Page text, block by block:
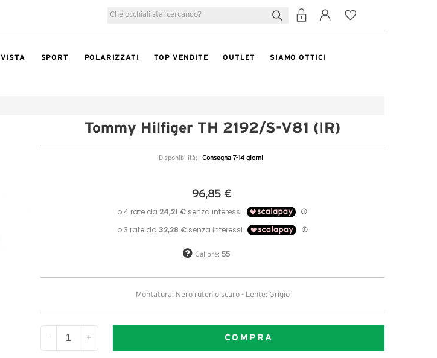
SPORT POLARIZZATI TOP VENDITE OUTLET SIAMO OTTICI
Tommy Hilfiger TH 2192/S-V81 (IR)
Disponibilità: Consegna 7-14 giorni
96,85 €
Calibre: 55
Montatura: Nero rutenio scuro - Lente: Grigio
- + COMPRA